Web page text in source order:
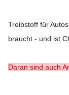
Treibstoff für
braucht - und ist
Daran sind auch